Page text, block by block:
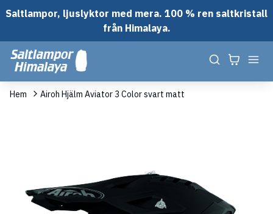
Saltlampor, ljuslyktor med mera. 100 % ren saltkristall
från Himalaya.
Hem Airoh Hjälm Aviator 3 Color svart matt